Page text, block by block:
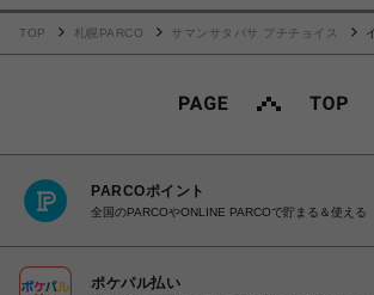
TOP 札幌PARCO サマンサタバサ プチチョイス
PARCOポイント
全国のPARCOやONLINE PARCOで貯まる＆使える
ポケパル払い